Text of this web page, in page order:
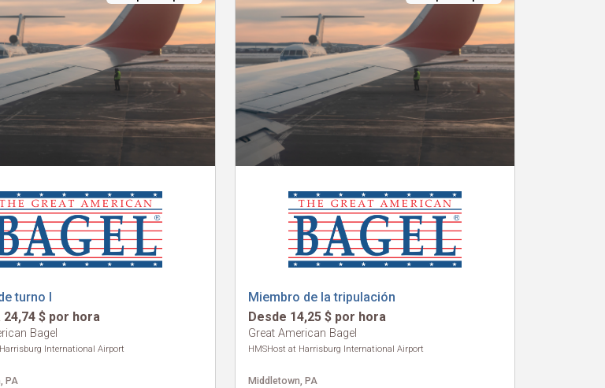
turno I
24,74 $ por hora
Bagel
International Airport
PA
Miembro de la tripulación
Desde 14,25 $ por hora
Great American Bagel
HMSHost at Harrisburg International Airport
Middletown, PA